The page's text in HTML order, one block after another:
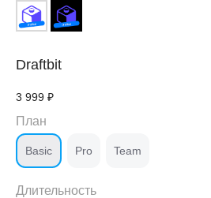
Draftbit
3 999 ₽
План
Basic Pro Team
Длительность